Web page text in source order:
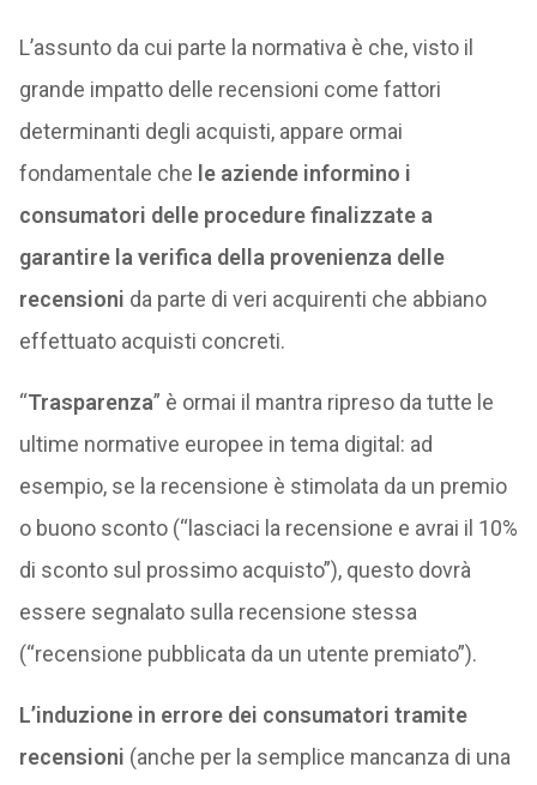
L’assunto da cui parte la normativa è che, visto il
grande impatto delle recensioni come fattori
determinanti degli acquisti, appare ormai
fondamentale che le aziende informino i
consumatori delle procedure finalizzate a
garantire la verifica della provenienza delle
recensioni da parte di veri acquirenti che abbiano
effettuato acquisti concreti.
“Trasparenza” è ormai il mantra ripreso da tutte le
ultime normative europee in tema digital: ad
esempio, se la recensione è stimolata da un premio
o buono sconto (“lasciaci la recensione e avrai il 10%
di sconto sul prossimo acquisto”), questo dovrà
essere segnalato sulla recensione stessa
(“recensione pubblicata da un utente premiato”).
L’induzione in errore dei consumatori tramite
recensioni (anche per la semplice mancanza di una